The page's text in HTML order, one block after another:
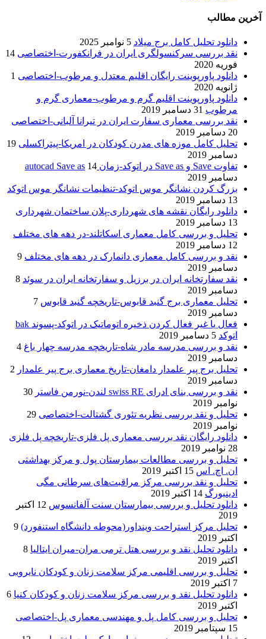
آخرین مطالب
دانلود تحلیل کامل برج میلاد 5 نوامبر 2025
نقد بررسی سرکنسولگری ایران در فرانکفورت-اختصاصی 14
فوریه 2020
دانلود پاورپوینت رایگان اقلیم معتدل و مرطوب-اختصاصی 1
ژانویه 2020
دانلود پاورپوینت اقلیم گرم و مرطوب-معماری گرم و
مرطوب 31 دسامبر 2019
نقد بررسی معماری سفارت ایران در تیرانا آلبانی-اختصاصی
20 دسامبر 2019
تحلیل کامل موزه های مدرن کودکان در امریکا-پیتراکسلی 19
دسامبر 2019
تفاوت Save و Save as در اتوکد-زمان autocad Save as
14
دسامبر 2019
بزرگ کردن نشانگر موس اتوکد-تنظیمات نشانگر موس اتوکد
13 دسامبر 2019
دانلود رایگان نقشه های شهرداری-پلان ساختمان شهرداری
13 دسامبر 2019
تحلیل و بررسی کامل معماری اسکاتلند-در دهه های مختلف
12 دسامبر 2019
نقد و بررسی کامل معماری دانمارک در دهه های مختلف 9
دسامبر 2019
نقد سفارتخانه ایران در برزیل و سفارتخانه ایران در سوئد 8
دسامبر 2019
تحلیل معماری برج گنبد قابوس-تاریخچه گنبد قابوس 7
دسامبر 2019
فعال یا غیر فعال کردن ذخیره اتوماتیک در اتوکد-پسوند bak
اتوکد 5 دسامبر 2019
نقد و بررسی مدرسه مادر شاه-تاریخچه مدرسه چهار باغ 4
دسامبر 2019
تحلیل برج پیر علمدار دامغان-تاریخ معماری برج پیر علمدار 2
دسامبر 2019
نقد و بررسی بنای ادرای swiss RE لندن-نورمن فاستر
30
نوامبر 2019
تحلیل و نقد بررسی نظریه تئوری گشتالت-اختصاصی 29
نوامبر 2019
دانلود رایگان نقد بررسی معماری پل فلزی-تاریخچه پل فلزی
28 نوامبر 2019
تحلیل و بررسی مطالعات بیمارستان پول و مرکز بهداشتی
ان. اچ. اس 15 اکتبر 2019
تحلیل و نقد بررسی مرکز مراقبت‌های سرطانی مگی
ادینبورگ 14 اکتبر 2019
دانلود تحلیل و بررسی بیمارستان سنت آلفانسوس
12 اکتبر
2019
تحلیل مرکز استراحت وینداور(محوطه دانشگاه استنفورد) 9
اکتبر 2019
دانلود تحلیل نقد و بررسی هتل ترمی مران-میران ایتالیا 8
اکتبر 2019
تحلیل و بررسی اقلیمی مرکز سلامت زنان و کودکان نایروبی
7 اکتبر 2019
دانلود تحلیل نقد و بررسی مرکز سلامت زنان و کودکان کنیا 6
اکتبر 2019
تحلیل و بررسی کامل پل و مهندسی معماری پل-اختصاصی
15 سپتامبر 2019